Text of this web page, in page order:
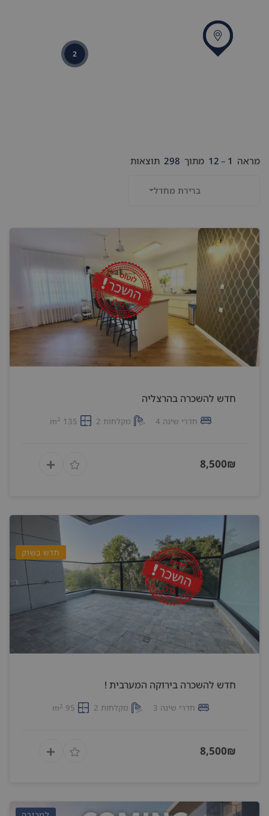
2
מראה 1
–
12 מתוך 298 תוצאות
ברירת מחדל
חדש להשכרה בהרצליה
חדרי שינה 4 מקלחות 2 135 m
2
8,500₪
חדש בשוק
חדש להשכרה בירוקה המערבית !
חדרי שינה 3 מקלחות 2 95 m
2
8,500₪